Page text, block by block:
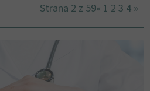
Strana 2 z 59« 1 2 3 4 »